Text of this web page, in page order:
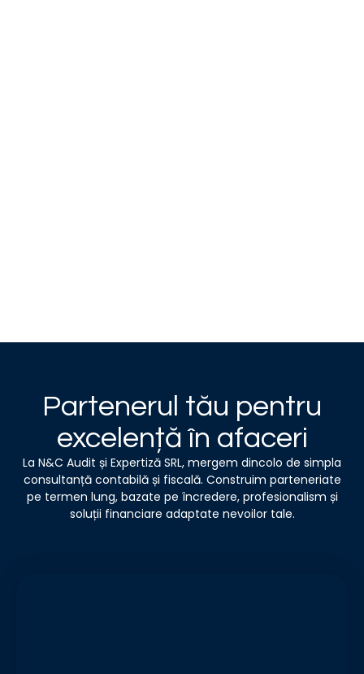
Partenerul tău pentru
excelență în afaceri
La N&C Audit și Expertiză SRL, mergem dincolo de simpla
consultanță contabilă și fiscală. Construim parteneriate
pe termen lung, bazate pe încredere, profesionalism și
soluții financiare adaptate nevoilor tale.